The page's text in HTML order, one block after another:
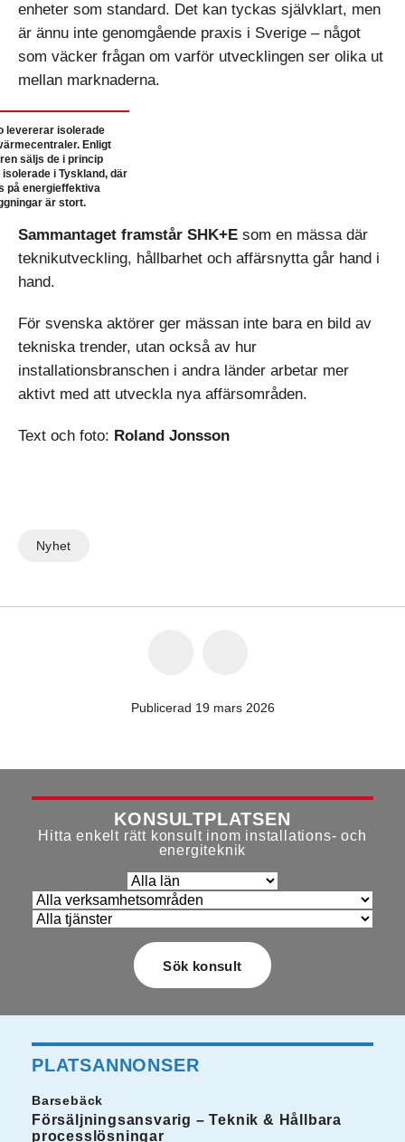
enheter som standard. Det kan tyckas självklart, men
är ännu inte genomgående praxis i Sverige – något
som väcker frågan om varför utvecklingen ser olika ut
mellan marknaderna.
levererar isolerade
Enligt
säljs de i princip
isolerade i Tyskland, där
på energieffektiva
är stort.
Sammantaget framstår SHK+E som en mässa där
teknikutveckling, hållbarhet och affärsnytta går hand i
hand.
För svenska aktörer ger mässan inte bara en bild av
tekniska trender, utan också av hur
installationsbranschen i andra länder arbetar mer
aktivt med att utveckla nya affärsområden.
Text och foto: Roland Jonsson
Nyhet
Publicerad 19 mars 2026
KONSULTPLATSEN
Hitta enkelt rätt konsult inom installations- och
energiteknik
PLATSANNONSER
Barsebäck
Försäljningsansvarig – Teknik & Hållbara
processlösningar